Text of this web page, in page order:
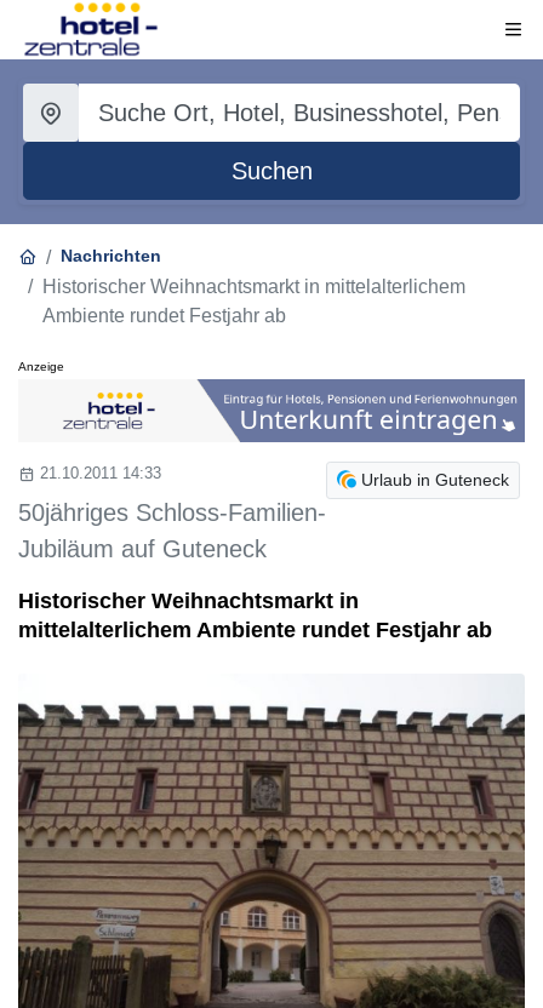
Suchen
Nachrichten
Historischer Weihnachtsmarkt in mittelalterlichem
Ambiente rundet Festjahr ab
Anzeige
Urlaub in Guteneck
21.10.2011 14:33
50jähriges Schloss-Familien-
Jubiläum auf Guteneck
Historischer Weihnachtsmarkt in
mittelalterlichem Ambiente rundet Festjahr ab